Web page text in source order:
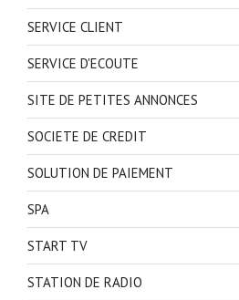
SERVICE CLIENT
SERVICE D'ECOUTE
SITE DE PETITES ANNONCES
SOCIETE DE CREDIT
SOLUTION DE PAIEMENT
SPA
START TV
STATION DE RADIO